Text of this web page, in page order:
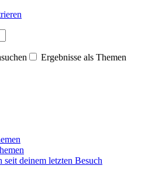
Ergebnisse als Themen
deinem letzten Besuch